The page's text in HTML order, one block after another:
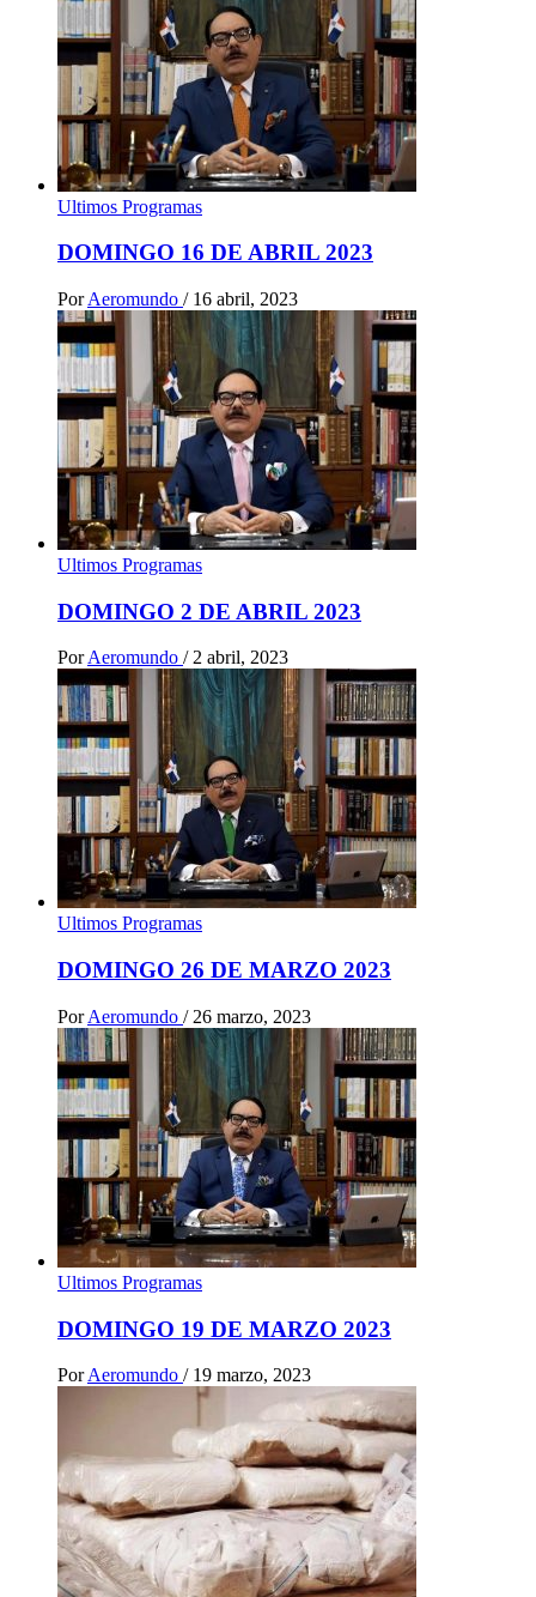
Ultimos Programas
DOMINGO 16 DE ABRIL 2023
Por Aeromundo / 16 abril, 2023
Ultimos Programas
DOMINGO 2 DE ABRIL 2023
Por Aeromundo / 2 abril, 2023
Ultimos Programas
DOMINGO 26 DE MARZO 2023
Por Aeromundo / 26 marzo, 2023
Ultimos Programas
DOMINGO 19 DE MARZO 2023
Por Aeromundo / 19 marzo, 2023